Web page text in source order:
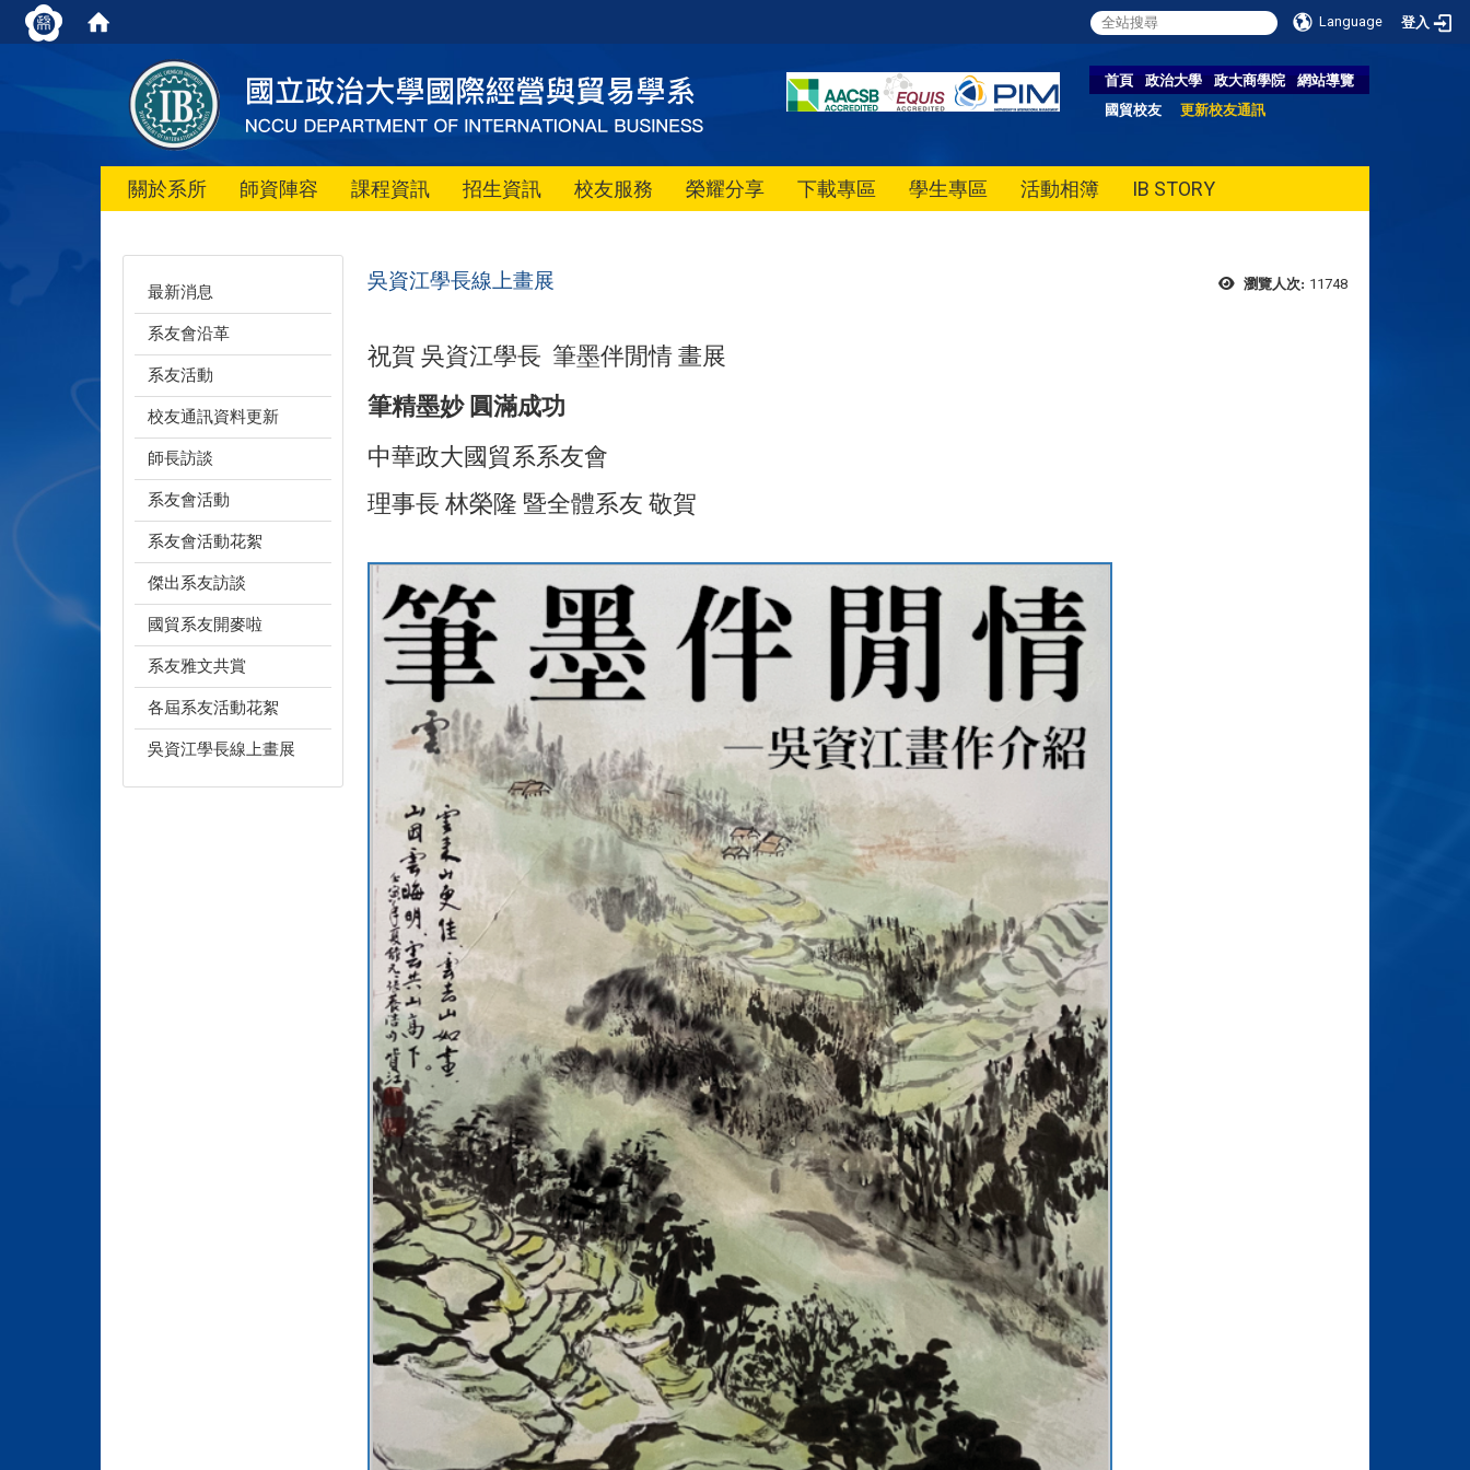
Language 登入
首頁 政治大學 政大商學院
網站導覽
國貿校友
更新校友通訊
關於系所 師資陣容 課程資訊 招生資訊 校友服務 榮耀分享 下載專區 學生專區 活動相簿 IB STORY
最新消息
系友會沿革
系友活動
校友通訊資料更新
師長訪談
系友會活動
系友會活動花絮
傑出系友訪談
國貿系友開麥啦
系友雅文共賞
各屆系友活動花絮
吳資江學長線上畫展
瀏覽人次: 11748
吳資江學長線上畫展
祝賀 吳資江學長 筆墨伴閒情 畫展
筆精墨妙 圓滿成功
中華政大國貿系系友會
理事長 林榮隆 暨全體系友 敬賀